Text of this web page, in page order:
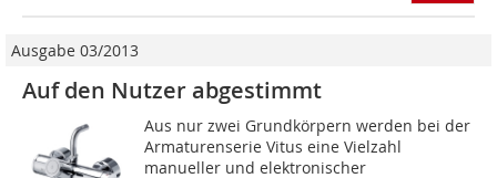
Ausgabe 03/2013
Auf den Nutzer abgestimmt
Aus nur zwei Grundkörpern werden bei der
Armaturenserie Vitus eine Vielzahl
manueller und elektronischer